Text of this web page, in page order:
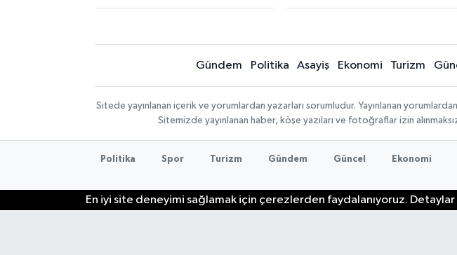
Gündem Politika Asayiş Ekonomi Turizm
Sitede yayınlanan içerik ve yorumlardan yazarları sorumludur. Yayınlanan
Sitemizde yayınlanan haber, köşe yazıları ve fotoğraflar izin
Politika Spor Turizm Gündem Güncel Ekonomi
En iyi site deneyimi sağlamak için çerezlerden faydalanıyoruz. Detaylar